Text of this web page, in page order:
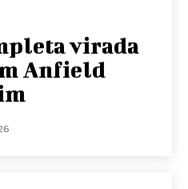
virada
Anfield